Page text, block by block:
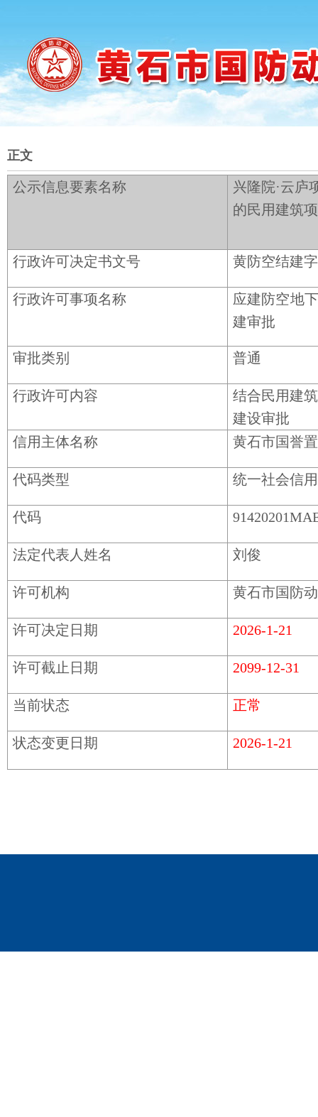
正文
公示信息要素名称
兴隆院·云庐
的民用建筑
行政许可决定书文号 黄防空结建
行政许可事项名称
应建防空地
建审批
审批类别 普通
行政许可内容
结合民用建
建设审批
信用主体名称
黄石市国誉
代码类型 统一社会信
代码
法定代表人姓名 刘俊
许可机构 黄石市国防
许可决定日期 2026-1-21
许可截止日期 2099-12-31
当前状态 正常
状态变更日期 2026-1-21